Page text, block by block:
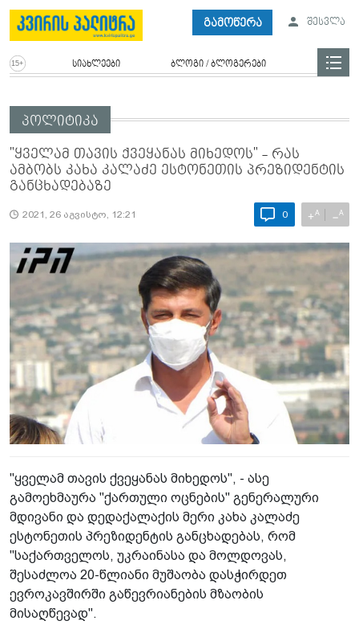
გამოწერა შესვლა
სიახლეები ბლოგი / ბლოგერები
პოლიტიკა
"ყველამ თავის ქვეყანას მიხედოს" - რას
ამბობს კახა კალაძე ესტონეთის პრეზიდენტის
განცხადებაზე
2021, 26 აგვისტო, 12:21 0 +A −A
"ყველამ თავის ქვეყანას მიხედოს", - ასე
გამოეხმაურა "ქართული ოცნების" გენერალური
მდივანი და დედაქალაქის მერი კახა კალაძე
ესტონეთის პრეზიდენტის განცხადებას, რომ
"საქართველოს, უკრაინასა და მოლდოვას,
შესაძლოა 20-წლიანი მუშაობა დასჭირდეთ
ევროკავშირში გაწევრიანების მზაობის
მისაღწევად".